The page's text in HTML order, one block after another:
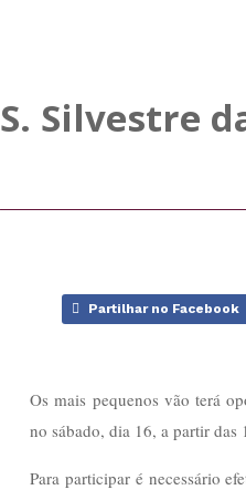
S. Silvestre
Partilhar no Facebook
Os mais pequenos vão terá
no sábado, dia 16, a partir das
Para participar é necessário